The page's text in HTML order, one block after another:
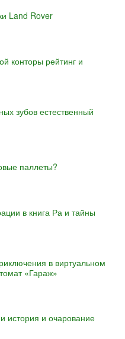
Land Rover
конторы рейтинг и
зубов естественный
паллеты?
в книга Ра и тайны
в виртуальном
«Гараж»
история и очарование